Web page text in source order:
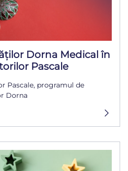
Dorna Medical în
Pascale
Pascale, programul de
Dorna